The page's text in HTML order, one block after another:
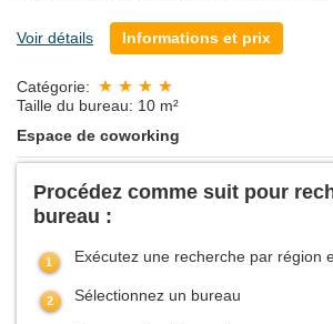
Voir détails Informations et prix
Catégorie:
Taille du bureau: 10 m²
Espace de coworking
Procédez comme suit pour
bureau :
Exécutez une recherche par région
Sélectionnez un bureau